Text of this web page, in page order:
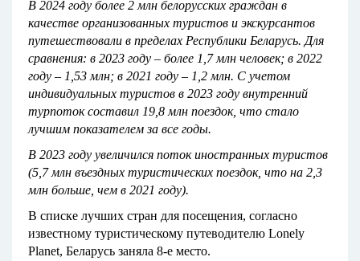
В 2024 году более 2 млн белорусских граждан в
качестве организованных туристов и экскурсантов
путешествовали в пределах Республики Беларусь. Для
сравнения: в 2023 году – более 1,7 млн человек; в 2022
году – 1,53 млн; в 2021 году – 1,2 млн. С учетом
индивидуальных туристов в 2023 году внутренний
турпоток составил 19,8 млн поездок, что стало
лучшим показателем за все годы.
В 2023 году увеличился поток иностранных туристов
(5,7 млн въездных туристических поездок, что на 2,3
млн больше, чем в 2021 году).
В списке лучших стран для посещения, согласно
известному туристическому путеводителю Lonely
Planet, Беларусь заняла 8-е место.